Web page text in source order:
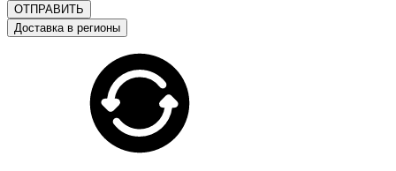
ОТПРАВИТЬ
Доставка в регионы